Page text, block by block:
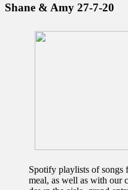
Shane & Amy 27-7-20
Spotify playlists of songs
meal, as well as with our